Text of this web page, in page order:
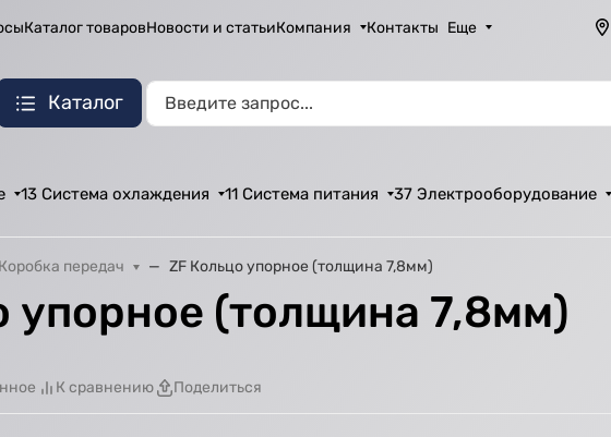
Каталог товаровНовости и статьиКомпания Контакты Еще
Каталог
13 Система охлаждения 11 Система питания 37 Электрооборудование
передач ZF Кольцо упорное (толщина 7,8мм)
упорное (толщина 7,8мм)
К сравнению Поделиться